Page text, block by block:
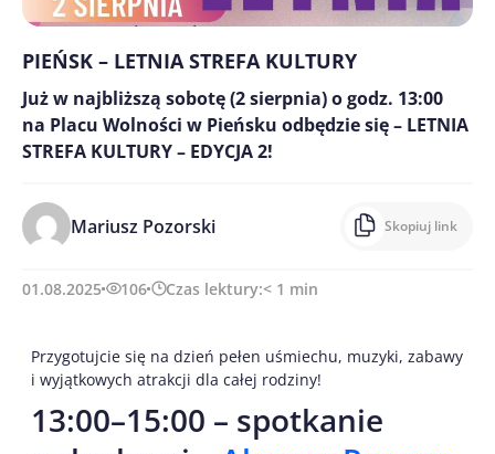
PIEŃSK – LETNIA STREFA KULTURY
Już w najbliższą sobotę (2 sierpnia) o godz. 13:00
na Placu Wolności w Pieńsku odbędzie się – LETNIA
STREFA KULTURY – EDYCJA 2!
Mariusz Pozorski Skopiuj link
01.08.2025 106 Czas lektury:< 1 min
Przygotujcie się na dzień pełen uśmiechu, muzyki, zabawy
i wyjątkowych atrakcji dla całej rodziny!
13:00–15:00 – spotkanie